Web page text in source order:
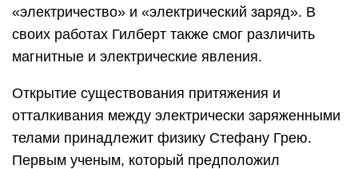
«электричество» и «электрический заряд». В
своих работах Гилберт также смог различить
магнитные и электрические явления.
Открытие существования притяжения и
отталкивания между электрически заряженными
телами принадлежит физику Стефану Грею.
Первым ученым, который предположил